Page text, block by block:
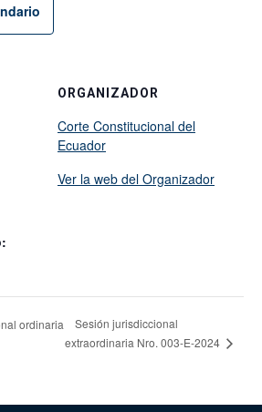
ORGANIZADOR
Corte Constitucional del
Ecuador
Ver la web del Organizador
ordinaria
Sesión jurisdiccional
extraordinaria Nro. 003-E-2024